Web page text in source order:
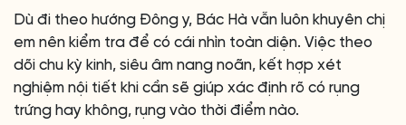
Dù đi theo hướng Đông y, Bác Hà vẫn luôn khuyên chị
em nên kiểm tra để có cái nhìn toàn diện. Việc theo
dõi chu kỳ kinh, siêu âm nang noãn, kết hợp xét
nghiệm nội tiết khi cần sẽ giúp xác định rõ có rụng
trứng hay không, rụng vào thời điểm nào.